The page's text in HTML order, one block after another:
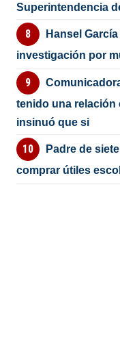
Superintendencia
Hansel
investigación por
tenido una relación
insinuó que si
Padre de
comprar útiles